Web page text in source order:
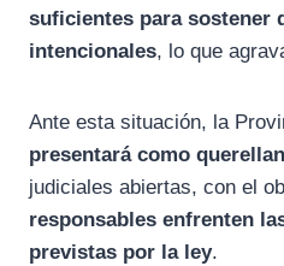
suficientes para sostener
intencionales, lo que
Ante esta situación, la
presentará como
judiciales abiertas, con el
responsables enfrenten
previstas por la ley.